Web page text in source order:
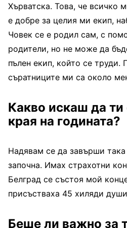
Хърватска. Това, че всичко
е добре за целия ми екип,
Човек се е родил сам, с
родители, но не може да
пълен екип, който се труди.
съратниците ми са около
Какво искаш да ти
края на годината?
Надявам се да завърши
започна. Имах страхотни
Белград се състоя мой
присъстваха 45 хиляди
Беше ли важно за